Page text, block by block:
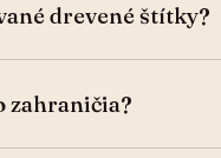
drevené štítky?
zahraničia?